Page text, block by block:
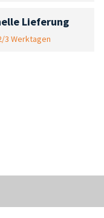
Lieferung
3 Werktagen